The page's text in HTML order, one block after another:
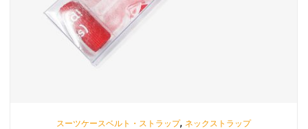
スーツケースベルト・ストラップ, ネックストラップ